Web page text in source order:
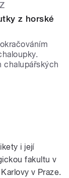
z horské
chalupářských
i její
fakultu v
v Praze.